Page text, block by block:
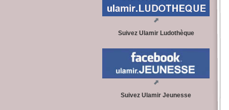
Suivez Ulamir Ludothèque
Suivez Ulamir Jeunesse